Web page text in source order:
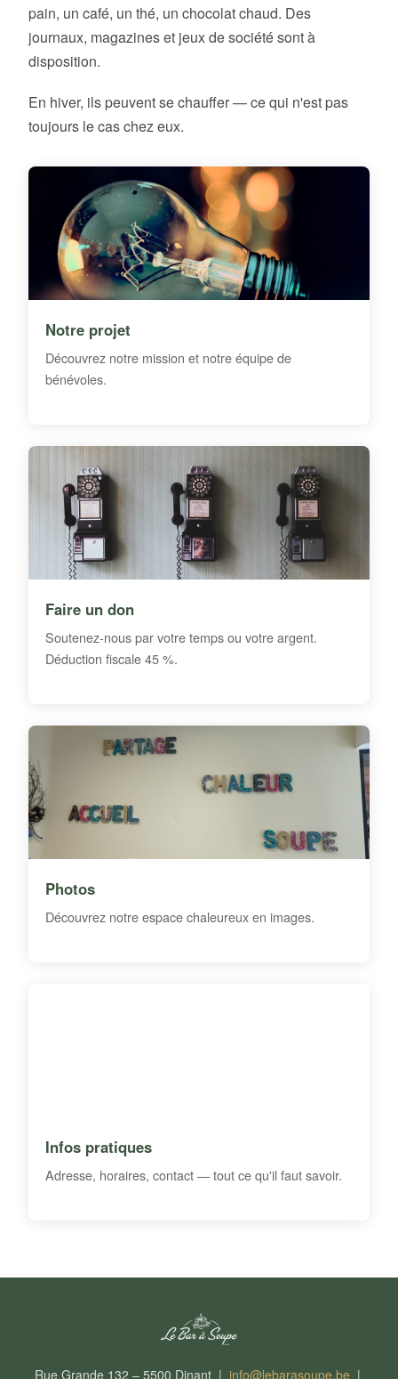
pain, un café, un thé, un chocolat chaud. Des
journaux, magazines et jeux de société sont à
disposition.
En hiver, ils peuvent se chauffer — ce qui n'est pas
toujours le cas chez eux.
Notre projet
Découvrez notre mission et notre équipe de
bénévoles.
Faire un don
Soutenez-nous par votre temps ou votre argent.
Déduction fiscale 45 %.
Photos
Découvrez notre espace chaleureux en images.
Infos pratiques
Adresse, horaires, contact — tout ce qu'il faut savoir.
Rue Grande 132 – 5500 Dinant | info@lebarasoupe.be|